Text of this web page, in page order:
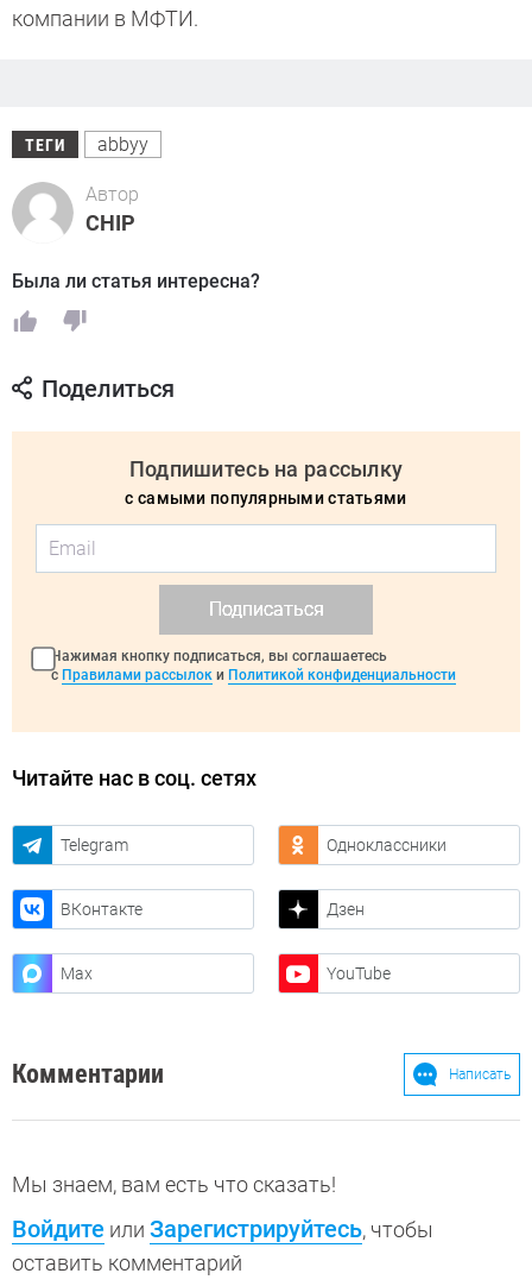
компании в МФТИ.
ТЕГИ abbyy
Автор
CHIP
Была ли статья интересна?
Поделиться
Подпишитесь на рассылку
с самыми популярными статьями
Подписаться
Нажимая кнопку подписаться, вы соглашаетесь
с Правилами рассылок и Политикой конфиденциальности
Читайте нас в соц. сетях
Telegram Одноклассники
ВКонтакте Дзен
Max YouTube
Комментарии Написать
Мы знаем, вам есть что сказать!
Войдите или Зарегистрируйтесь, чтобы
оставить комментарий